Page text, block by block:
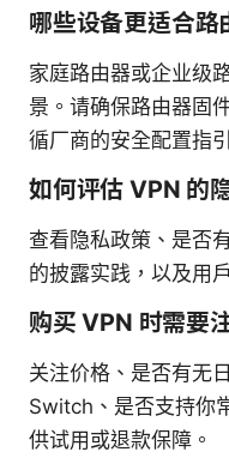
哪些设备更适合路
家庭路由器或企业级
景。请确保路由器固
循厂商的安全配置指
如何评估 VPN 的
查看隐私政策、是否
的披露实践，以及用
购买 VPN 时需要
关注价格、是否有无
Switch、是否支持你
供试用或退款保障。